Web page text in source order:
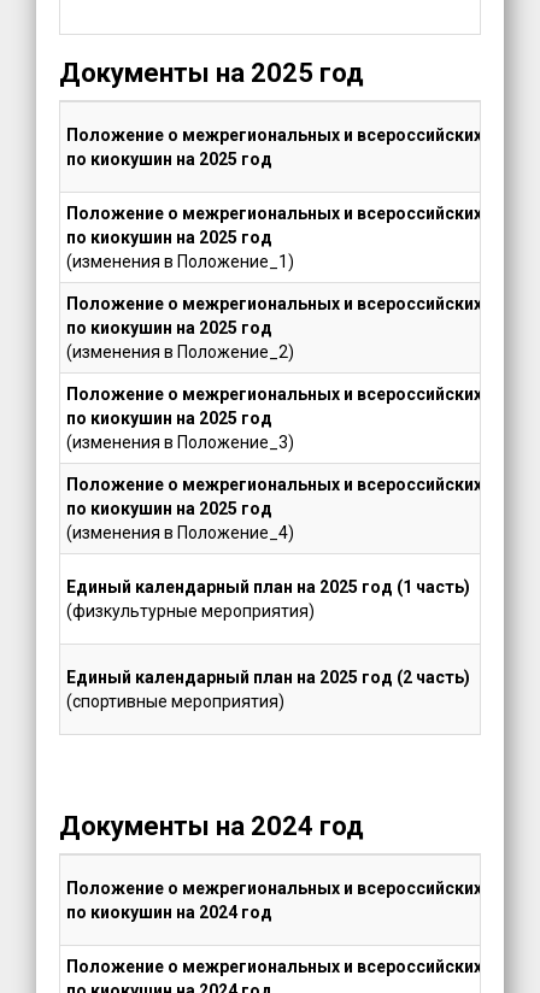
Документы на 2025 год
Положение о межрегиональных и всероссийских
по киокушин на 2025 год
Положение о межрегиональных и всероссийских
по киокушин на 2025 год
(изменения в Положение_1)
Положение о межрегиональных и всероссийских
по киокушин на 2025 год
(изменения в Положение_2)
Положение о межрегиональных и всероссийских
по киокушин на 2025 год
(изменения в Положение_3)
Положение о межрегиональных и всероссийских
по киокушин на 2025 год
(изменения в Положение_4)
Единый календарный план на 2025 год (1 часть)
(физкультурные мероприятия)
Единый календарный план на 2025 год (2 часть)
(спортивные мероприятия)
Документы на 2024 год
Положение о межрегиональных и всероссийских
по киокушин на 2024 год
Положение о межрегиональных и всероссийских